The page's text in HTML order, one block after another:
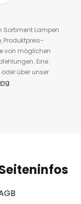
Sortiment Lampen
Produktpreis-
von möglichen
Eine
über unser
.